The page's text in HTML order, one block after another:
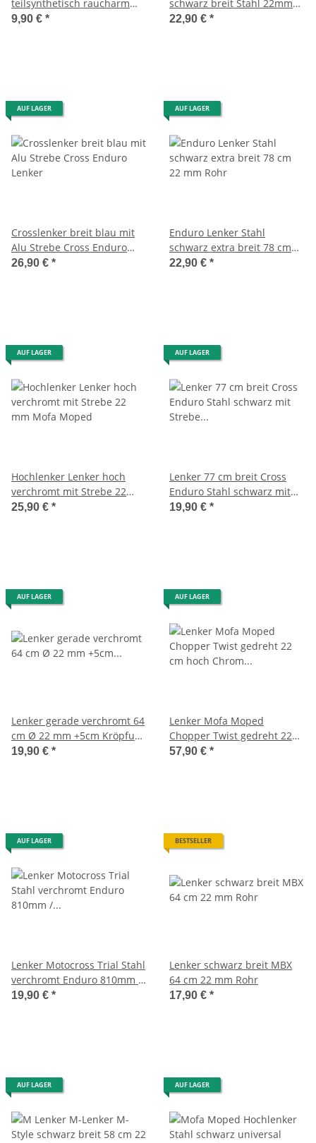
teilsynthetisch raucharm
1000ml Öl -Metra-
9,90 € *
schwarz breit Stahl 22mm
Rohr 87 cm breit
22,90 € *
AUF LAGER
Crosslenker breit blau mit
Alu Strebe Cross Enduro
Lenker
26,90 € *
AUF LAGER
Enduro Lenker Stahl
schwarz extra breit 78 cm
22 mm Rohr
22,90 € *
AUF LAGER
Hochlenker Lenker hoch
verchromt mit Strebe 22
mm Mofa Moped
25,90 € *
AUF LAGER
Lenker 77 cm breit Cross
Enduro Stahl schwarz mit
Strebe 22mm Rohr
19,90 € *
AUF LAGER
Lenker gerade verchromt 64
cm Ø 22 mm +5cm Kröpfung
Mofa, Moped
19,90 € *
AUF LAGER
Lenker Mofa Moped
Chopper Twist gedreht 22
cm hoch Chrom eckig
57,90 € *
AUF LAGER
Lenker Motocross Trial Stahl
verchromt Enduro 810mm /
90mm -Supertec-
19,90 € *
BESTSELLER
Lenker schwarz breit MBX
64 cm 22 mm Rohr
17,90 € *
AUF LAGER AUF LAGER